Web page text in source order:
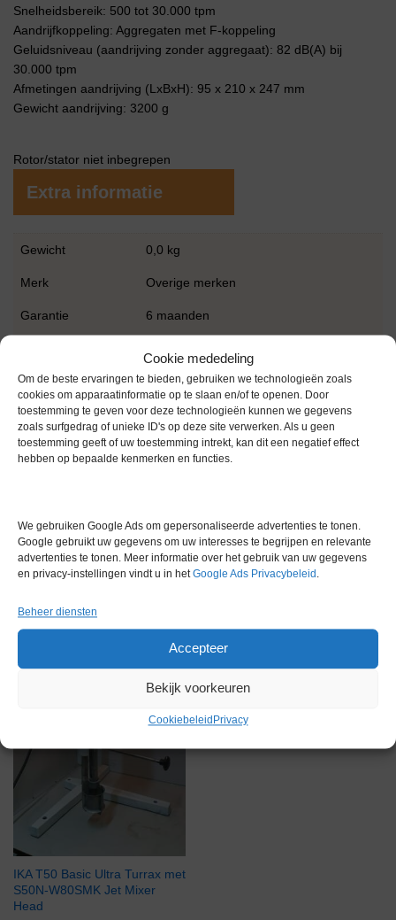
Cookie mededeling
Om de beste ervaringen te bieden, gebruiken we technologieën zoals
cookies om apparaatinformatie op te slaan en/of te openen. Door
toestemming te geven voor deze technologieën kunnen we gegevens
zoals surfgedrag of unieke ID's op deze site verwerken. Als u geen
toestemming geeft of uw toestemming intrekt, kan dit een negatief effect
hebben op bepaalde kenmerken en functies.
We gebruiken Google Ads om gepersonaliseerde advertenties te tonen.
Google gebruikt uw gegevens om uw interesses te begrijpen en relevante
advertenties te tonen. Meer informatie over het gebruik van uw gegevens
en privacy-instellingen vindt u in hetGoogle Ads Privacybeleid .
Beheer diensten
Accepteer
Bekijk voorkeuren
Cookiebeleid Privacy
Snelheidsbereik: 500 tot 30.000 tpm
Aandrijfkoppeling: Aggregaten met F-koppeling
Geluidsniveau (aandrijving zonder aggregaat): 82 dB(A) bij
30.000 tpm
Afmetingen aandrijving (LxBxH): 95 x 210 x 247 mm
Gewicht aandrijving: 3200 g
Rotor/stator niet inbegrepen
Extra informatie
Gewicht 0,0 kg
Merk Overige merken
Garantie 6 maanden
Via bemiddeling
IKA T50 Basic Ultra Turrax met
S50N-W80SMK Jet Mixer
Head